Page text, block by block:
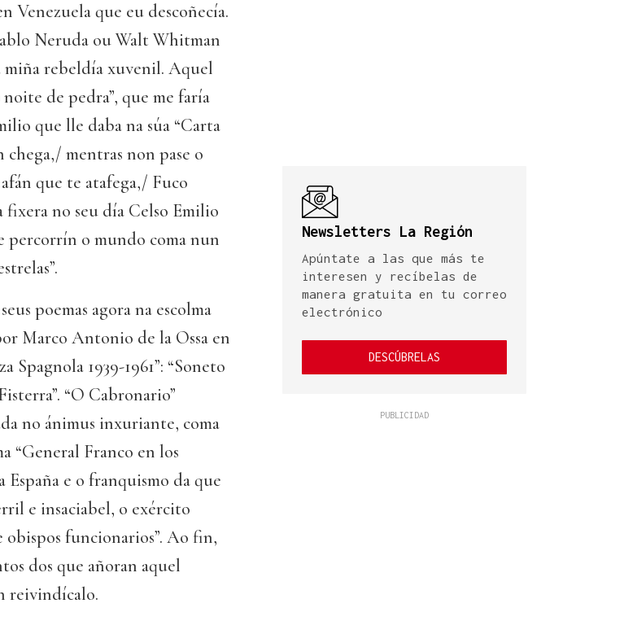
Venezuela que eu descoñecía.
Neruda ou Walt Whitman
rebeldía xuvenil. Aquel
de pedra”, que me faría
que lle daba na súa “Carta
chega,/ mentras non pase o
que te atafega,/ Fuco
fixera no seu día Celso Emilio
percorrín o mundo coma nun
poemas agora na escolma
Marco Antonio de la Ossa en
Spagnola 1939-1961”: “Soneto
“O Cabronario”
no ánimus inxuriante, coma
“General Franco en los
e o franquismo da que
e insaciabel, o exército
funcionarios”. Ao fin,
dos que añoran aquel
reivindícalo.
Newsletters La Región
Apúntate a las que más te
interesen y recíbelas de
manera gratuita en tu correo
electrónico
DESCÚBRELAS